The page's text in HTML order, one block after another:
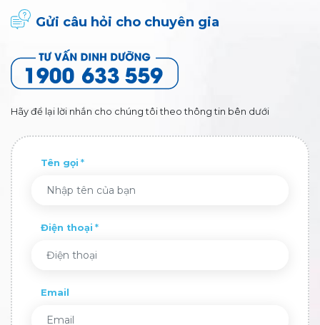
Gửi câu hỏi cho chuyên gia
Hãy để lại lời nhắn cho chúng tôi theo thông tin bên dưới
Tên gọi
Điện thoại
Email